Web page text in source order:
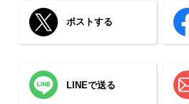
ポストする
LINEで送る